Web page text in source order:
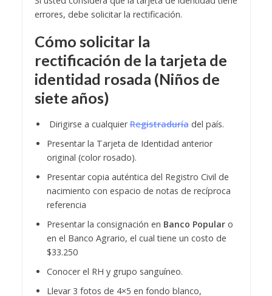
errores, debe solicitar la rectificación.
Cómo solicitar la
rectificación de la tarjeta de
identidad rosada (Niños de
siete años)
Dirigirse a cualquierRegistraduríadel país.
Presentar la Tarjeta de Identidad anterior
original (color rosado).
Presentar copia auténtica del Registro Civil de
nacimiento con espacio de notas de recíproca
referencia
Presentar la consignación en Banco Popularo
en el Banco Agrario, el cual tiene un costo de
$33.250
Conocer el RH y grupo sanguíneo.
Llevar 3 fotos de 4×5 en fondo blanco,